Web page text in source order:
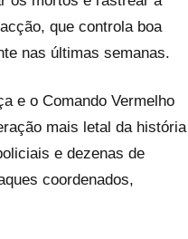
que controla boa
nas últimas semanas.
e o Comando Vermelho
mais letal da história
e dezenas de
coordenados,